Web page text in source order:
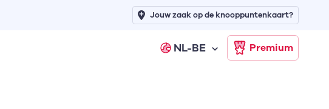
NL-BE Premium
Jouw zaak op de knooppuntenkaart?